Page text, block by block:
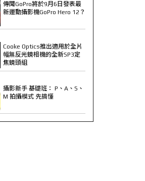
傳聞GoPro將於9月6日發表最
新運動攝影機GoPro Hero 12？
Cooke Optics推出適用於全片
幅無反光鏡相機的全新SP3定
焦鏡頭組
攝影新手 基礎班： P、A、S、
M 拍攝模式 先搞懂